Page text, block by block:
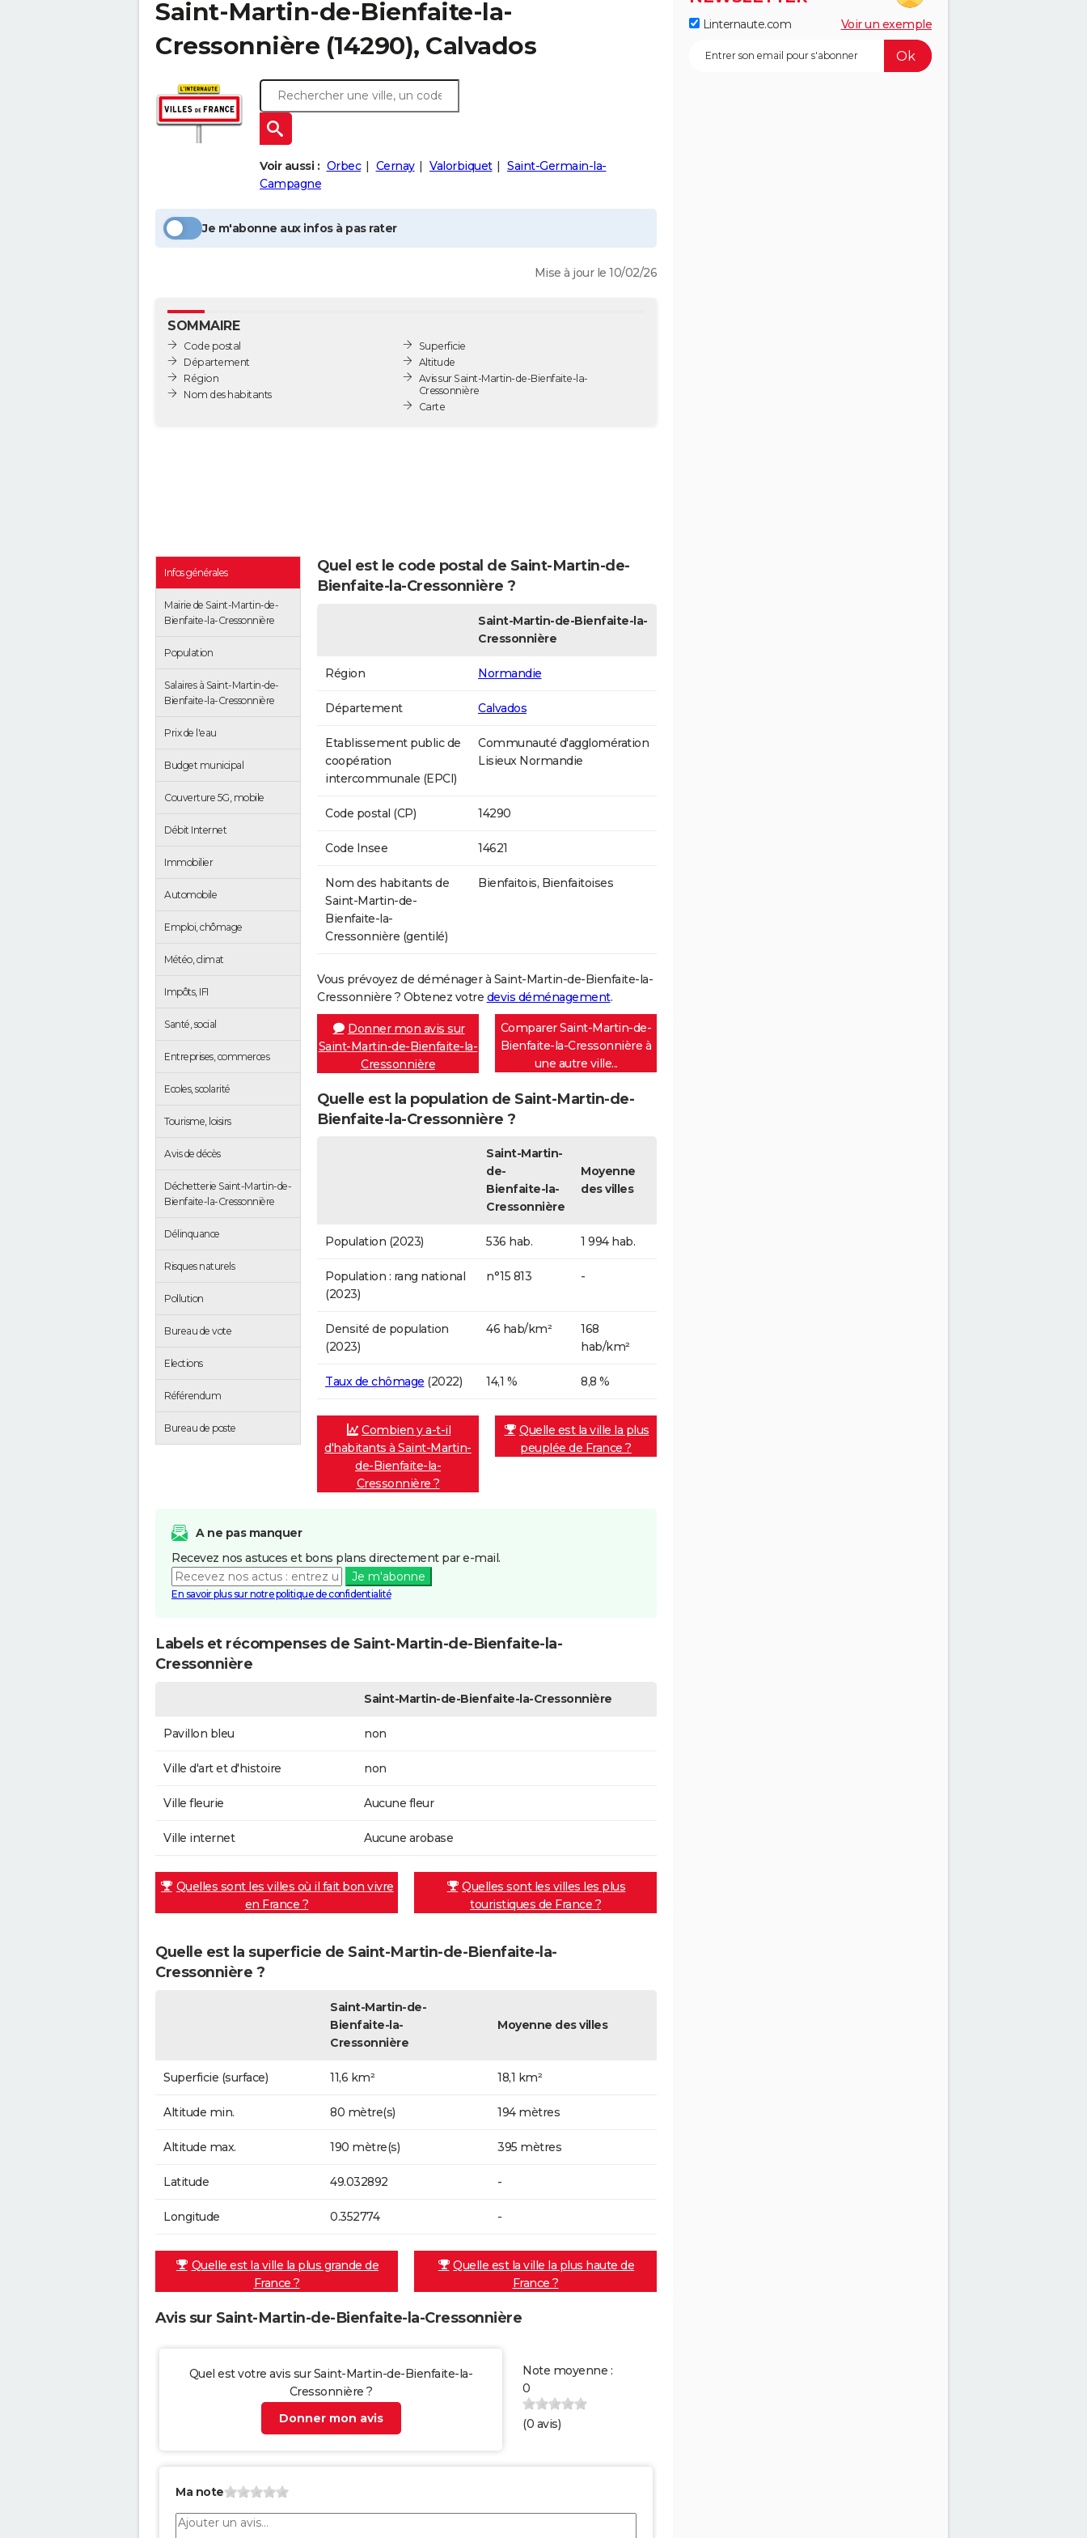
Saint-Martin-de-Bienfaite-la-
Cressonnière (14290), Calvados
Voir aussi : Orbec Cernay Valorbiquet
Saint-Germain-la-
Campagne
Je m'abonne aux infos à pas rater
Mise à jour le 10/02/26
SOMMAIRE
Code postal
Département
Région
Nom des habitants
Superficie
Altitude
Avis sur Saint-Martin-de-Bienfaite-la-
Cressonnière
Carte
Infos générales
Mairie de Saint-Martin-de-
Bienfaite-la-Cressonnière
Population
Salaires à Saint-Martin-de-
Bienfaite-la-Cressonnière
Prix de l'eau
Budget municipal
Couverture 5G, mobile
Débit Internet
Immobilier
Automobile
Emploi, chômage
Météo, climat
Impôts, IFI
Santé, social
Entreprises, commerces
Ecoles, scolarité
Tourisme, loisirs
Avis de décès
Déchetterie Saint-Martin-de-
Bienfaite-la-Cressonnière
Délinquance
Risques naturels
Pollution
Bureau de vote
Elections
Référendum
Bureau de poste
Quel est le code postal de Saint-Martin-de-
Bienfaite-la-Cressonnière ?
Saint-Martin-de-Bienfaite-la-
Cressonnière
Région Normandie
Département Calvados
Etablissement public de
coopération
intercommunale (EPCI)
Communauté d'agglomération
Lisieux Normandie
Code postal (CP) 14290
Code Insee 14621
Nom des habitants de
Saint-Martin-de-
Bienfaite-la-
Cressonnière (gentilé)
Bienfaitois, Bienfaitoises
Vous prévoyez de déménager à Saint-Martin-de-Bienfaite-la-
Cressonnière ? Obtenez votre devis déménagement.
Donner mon avis sur
Saint-Martin-de-Bienfaite-la-
Cressonnière
Comparer Saint-Martin-de-
Bienfaite-la-Cressonnière à
une autre ville...
Quelle est la population de Saint-Martin-de-
Bienfaite-la-Cressonnière ?
Saint-Martin-
de-
Bienfaite-la-
Cressonnière
Moyenne
des villes
Population (2023) 536 hab. 1 994 hab.
Population : rang national
(2023)
n°15 813 -
Densité de population
(2023)
46 hab/km²
168
hab/km²
Taux de chômage (2022) 14,1 % 8,8 %
Combien y a-t-il
d'habitants à Saint-Martin-
de-Bienfaite-la-
Cressonnière ?
Quelle est la ville la plus
peuplée de France ?
A ne pas manquer
Recevez nos astuces et bons plans directement par e-mail.
Je m'abonne
En savoir plus sur notre politique de confidentialité
Labels et récompenses de Saint-Martin-de-Bienfaite-la-
Cressonnière
Saint-Martin-de-Bienfaite-la-Cressonnière
Pavillon bleu non
Ville d'art et d'histoire non
Ville fleurie Aucune fleur
Ville internet Aucune arobase
Quelles sont les villes où il fait bon vivre
en France ?
Quelles sont les villes les plus
touristiques de France ?
Quelle est la superficie de Saint-Martin-de-Bienfaite-la-
Cressonnière ?
Saint-Martin-de-
Bienfaite-la-
Cressonnière
Moyenne des villes
Superficie (surface) 11,6 km² 18,1 km²
Altitude min. 80 mètre(s) 194 mètres
Altitude max. 190 mètre(s) 395 mètres
Latitude 49.032892 -
Longitude 0.352774 -
Quelle est la ville la plus grande de
France ?
Quelle est la ville la plus haute de
France ?
Avis sur Saint-Martin-de-Bienfaite-la-Cressonnière
Quel est votre avis sur Saint-Martin-de-Bienfaite-la-
Cressonnière ?
Donner mon avis
Note moyenne :
0
(0 avis)
Ma note
Linternaute.com Voir un exemple